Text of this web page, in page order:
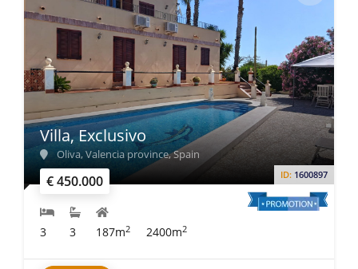
€ 450.000 ID: 1600897
Villa, Exclusivo
Oliva, Valencia province, Spain
3 3 187m2 2400m2